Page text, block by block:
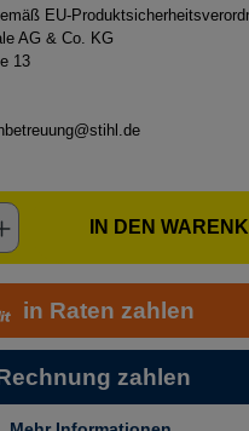
EU-
AG & Co. KG
13
Gib den
IN DEN